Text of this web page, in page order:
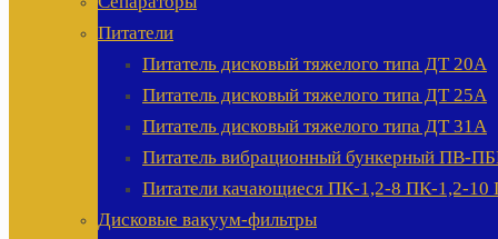
Питатели
Питатель дисковый тяжелого типа ДТ 20А
Питатель дисковый тяжелого типа ДТ 25А
Питатель дисковый тяжелого типа ДТ 31А
Питатель вибрационный бункерный ПВ-
Питатели качающиеся ПК-1,2-8 ПК-1,2-10
Дисковые вакуум-фильтры